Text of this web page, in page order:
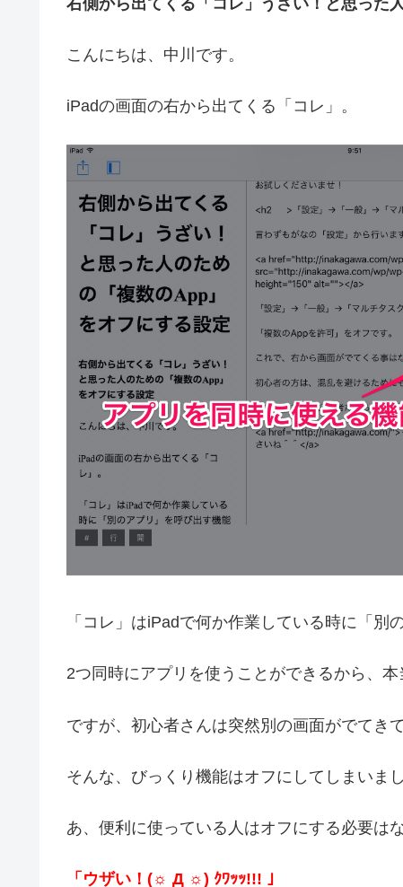
こんにちは、中川です。
iPadの画面の右から出てくる「コレ」。
「コレ」はiPadで何か作業している時に「別
2つ同時にアプリを使うことができるから、本
ですが、初心者さんは突然別の画面がでてき
そんな、びっくり機能はオフにしてしまいま
あ、便利に使っている人はオフにする必要は
「ウザい！(☼ Д ☼) ｸﾜｯｯ!!! 」